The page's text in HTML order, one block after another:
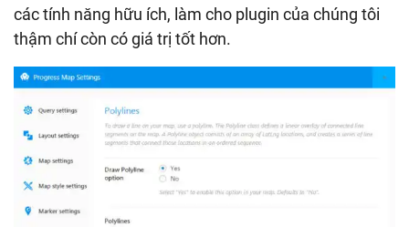
các tính năng hữu ích, làm cho plugin của chúng tôi
thậm chí còn có giá trị tốt hơn.